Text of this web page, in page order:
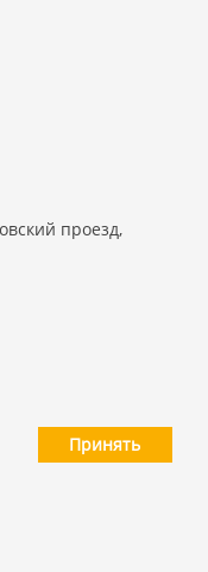
проезд,
Принять